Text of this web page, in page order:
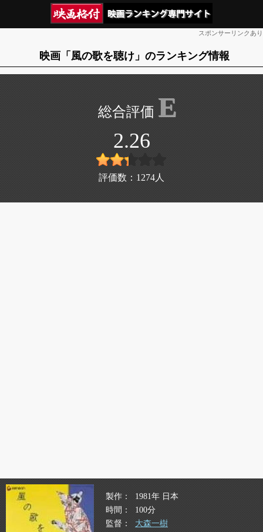
スポンサーリンクあり
映画「風の歌を聴け」のランキング情報
E
2.26
評価数： 1274 人
製作
1981年 日本
時間
100分
監督
大森一樹